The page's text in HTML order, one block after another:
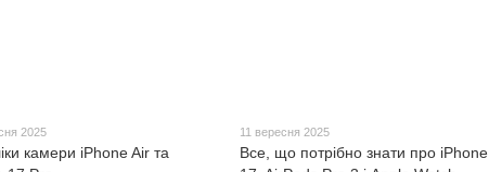
2025
камери iPhone Air та
11 вересня 2025
Все, що потрібно знати про iPhone